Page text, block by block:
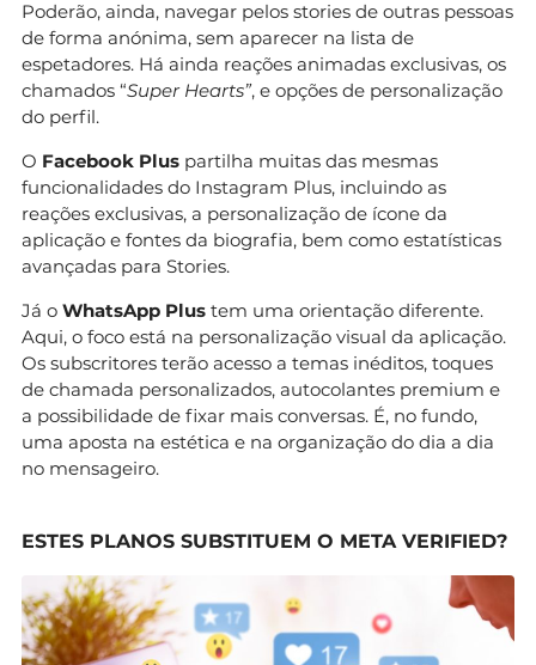
Poderão, ainda, navegar pelos stories de outras pessoas
de forma anónima, sem aparecer na lista de
espetadores. Há ainda reações animadas exclusivas, os
chamados “Super Hearts”, e opções de personalização
do perfil.
O Facebook Plus partilha muitas das mesmas
funcionalidades do Instagram Plus, incluindo as
reações exclusivas, a personalização de ícone da
aplicação e fontes da biografia, bem como estatísticas
avançadas para Stories.
Já o WhatsApp Plus tem uma orientação diferente.
Aqui, o foco está na personalização visual da aplicação.
Os subscritores terão acesso a temas inéditos, toques
de chamada personalizados, autocolantes premium e
a possibilidade de fixar mais conversas. É, no fundo,
uma aposta na estética e na organização do dia a dia
no mensageiro.
ESTES PLANOS SUBSTITUEM O META VERIFIED?